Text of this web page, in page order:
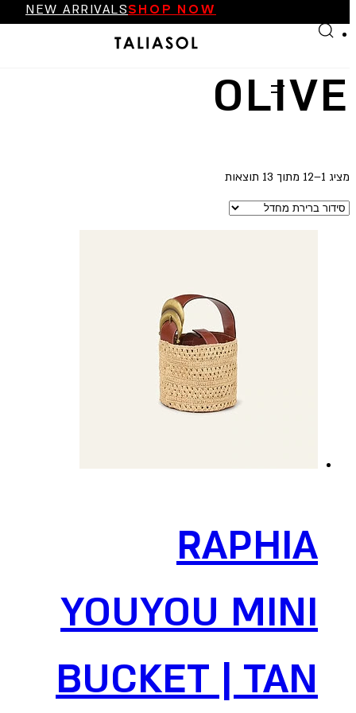
Skip to main content
NEW ARRIVALSSHOP NOW
NEW ARRIVALSSHOP NOW
OLIVE
מציג 1–12 מתוך 13 תוצאות
RAPHIA
YOUYOU MINI
BUCKET | TAN